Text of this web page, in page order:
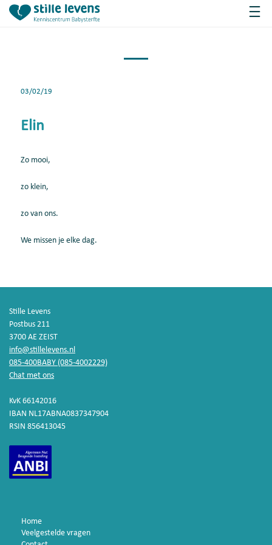
03/02/19
Elin
Zo mooi,
zo klein,
zo van ons.
We missen je elke dag.
Stille Levens
Postbus 211
3700 AE ZEIST
info@stillelevens.nl
085-400BABY (085-4002229)
Chat met ons
KvK 66142016
IBAN NL17ABNA0837347904
RSIN 856413045
Home
Veelgestelde vragen